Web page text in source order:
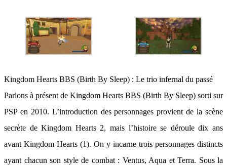
Kingdom Hearts BBS (Birth By Sleep) : Le trio infernal du passé
Parlons à présent de Kingdom Hearts BBS (Birth By Sleep) sorti sur
PSP en 2010. L’introduction des personnages provient de la scène
secrète de Kingdom Hearts 2, mais l’histoire se déroule dix ans
avant Kingdom Hearts (1). On y incarne trois personnages distincts
ayant chacun son style de combat : Ventus, Aqua et Terra. Sous la